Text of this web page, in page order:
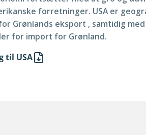
forretninger. USA er
Grønlands eksport , samtidig
for import for Grønland.
til USA